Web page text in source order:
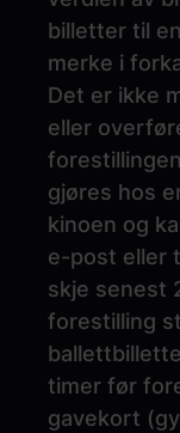
billetter til
merke i
Det er ikke
eller
gjøres hos
kinoen og
e-post eller
skje senest
forestilling
timer før
gavekort